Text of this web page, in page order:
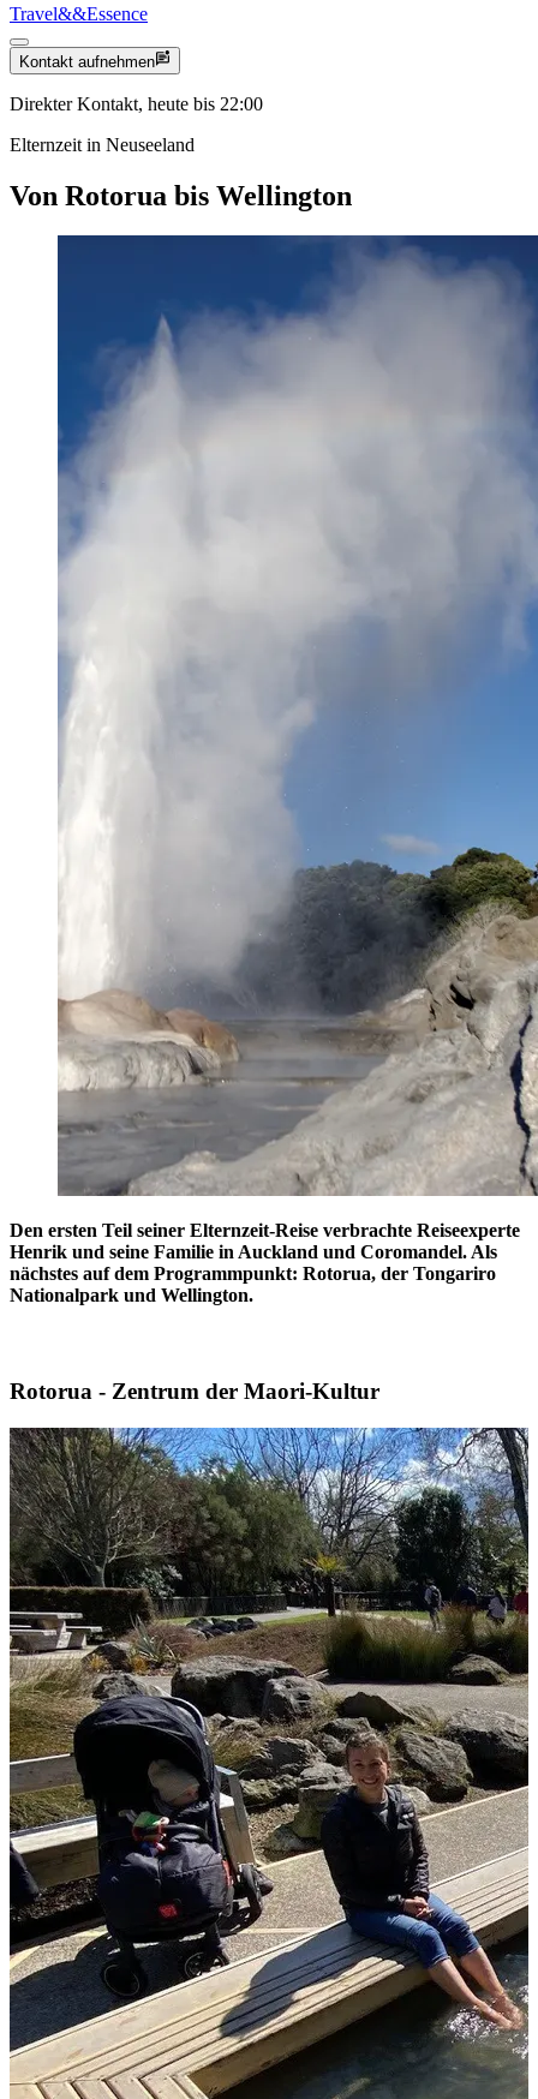
Travel&&Essence
Kontakt aufnehmen
Direkter Kontakt, heute bis 22:00
Elternzeit in Neuseeland
Von Rotorua bis Wellington
Den ersten Teil seiner Elternzeit-Reise verbrachte Reiseexperte
Henrik und seine Familie in Auckland und Coromandel. Als
nächstes auf dem Programmpunkt: Rotorua, der Tongariro
Nationalpark und Wellington.
Rotorua - Zentrum der Maori-Kultur